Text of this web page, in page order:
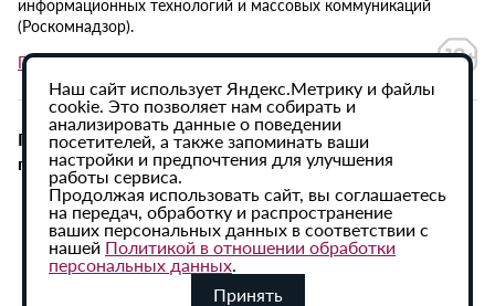
(Роскомнадзор).
Политика в отношении обработки персональных данных
При использовании материалов сайта активная
гиперссылка на ИА «Регион 64» обязательна.
Наш сайт использует Яндекс.Метрику и файлы
cookie. Это позволяет нам собирать и
анализировать данные о поведении
посетителей, а также запоминать ваши
настройки и предпочтения для улучшения
работы сервиса.
Продолжая использовать сайт, вы соглашаетесь
на передач, обработку и распространение
ваших персональных данных в соответствии с
нашей Политикой в отношении обработки
персональных данных.
Принять